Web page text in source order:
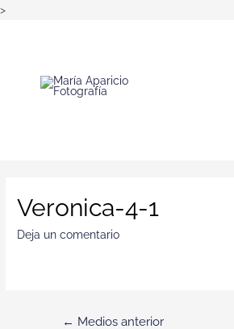
>
Veronica-4-1
Deja un comentario
← Medios anterior